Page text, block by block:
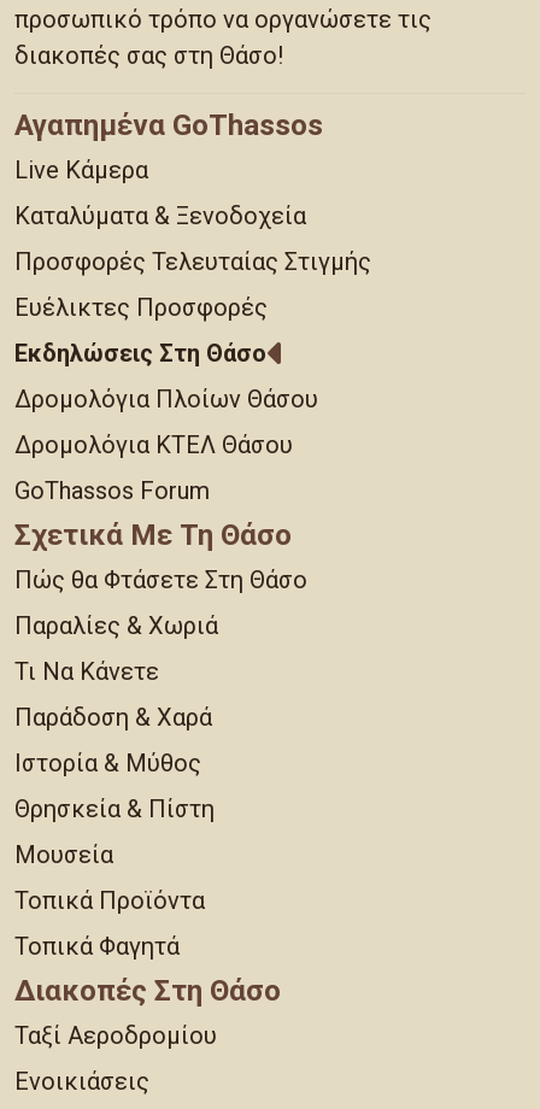
προσωπικό τρόπο να οργανώσετε τις
διακοπές σας στη Θάσο!
Αγαπημένα GoThassos
Live Κάμερα
Καταλύματα & Ξενοδοχεία
Προσφορές Τελευταίας Στιγμής
Ευέλικτες Προσφορές
Εκδηλώσεις Στη Θάσο
Δρομολόγια Πλοίων Θάσου
Δρομολόγια ΚΤΕΛ Θάσου
GoThassos Forum
Σχετικά Με Τη Θάσο
Πώς θα Φτάσετε Στη Θάσο
Παραλίες & Χωριά
Τι Να Κάνετε
Παράδοση & Χαρά
Ιστορία & Μύθος
Θρησκεία & Πίστη
Μουσεία
Τοπικά Προϊόντα
Τοπικά Φαγητά
Διακοπές Στη Θάσο
Ταξί Αεροδρομίου
Ενοικιάσεις